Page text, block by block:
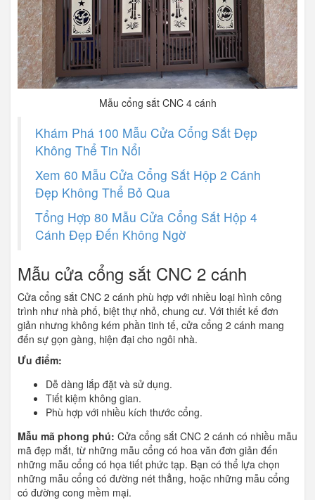
Mẫu cổng sắt CNC 4 cánh
Khám Phá 100 Mẫu Cửa Cổng Sắt Đẹp
Không Thể Tin Nổi
Xem 60 Mẫu Cửa Cổng Sắt Hộp 2 Cánh
Đẹp Không Thể Bỏ Qua
Tổng Hợp 80 Mẫu Cửa Cổng Sắt Hộp 4
Cánh Đẹp Đến Không Ngờ
Mẫu cửa cổng sắt CNC 2 cánh
Cửa cổng sắt CNC 2 cánh phù hợp với nhiều loại hình công
trình như nhà phố, biệt thự nhỏ, chung cư. Với thiết kế đơn
giản nhưng không kém phần tinh tế, cửa cổng 2 cánh mang
đến sự gọn gàng, hiện đại cho ngôi nhà.
Ưu điểm:
Dễ dàng lắp đặt và sử dụng.
Tiết kiệm không gian.
Phù hợp với nhiều kích thước cổng.
Mẫu mã phong phú: Cửa cổng sắt CNC 2 cánh có nhiều mẫu
mã đẹp mắt, từ những mẫu cổng có hoa văn đơn giản đến
những mẫu cổng có họa tiết phức tạp. Bạn có thể lựa chọn
những mẫu cổng có đường nét thẳng, hoặc những mẫu cổng
có đường cong mềm mại.